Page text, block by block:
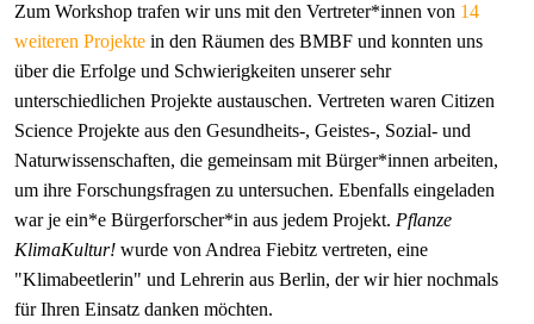
Zum Workshop trafen wir uns mit den Vertreter*innen von 14
weiteren Projekte in den Räumen des BMBF und konnten uns
über die Erfolge und Schwierigkeiten unserer sehr
unterschiedlichen Projekte austauschen. Vertreten waren Citizen
Science Projekte aus den Gesundheits-, Geistes-, Sozial- und
Naturwissenschaften, die gemeinsam mit Bürger*innen arbeiten,
um ihre Forschungsfragen zu untersuchen. Ebenfalls eingeladen
war je ein*e Bürgerforscher*in aus jedem Projekt. Pflanze
KlimaKultur! wurde von Andrea Fiebitz vertreten, eine
"Klimabeetlerin" und Lehrerin aus Berlin, der wir hier nochmals
für Ihren Einsatz danken möchten.